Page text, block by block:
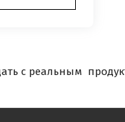
с реальным